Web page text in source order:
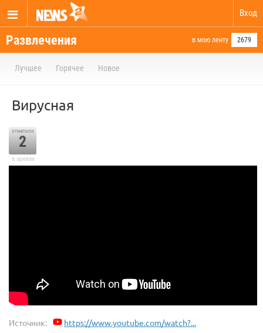
Вход
Развлечения в мою ленту 2679
Лучшее Горячее Новое
Вирусная
отметили
2
в архиве
Источник: https://www.youtube.com/watch?...